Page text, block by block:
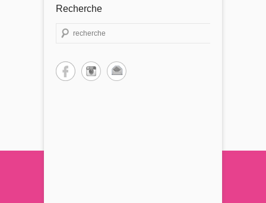
Recherche
Recherche